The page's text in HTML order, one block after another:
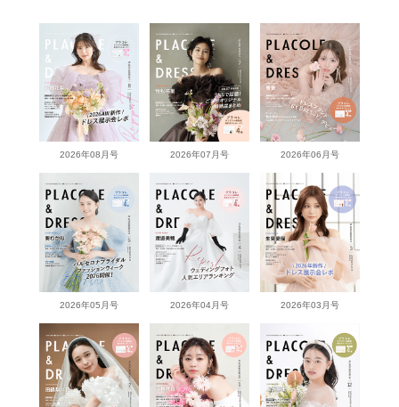
2026年08月号 2026年07月号 2026年06月号
2026年05月号 2026年04月号 2026年03月号